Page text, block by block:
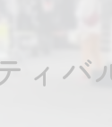
就労継続支
ィバ